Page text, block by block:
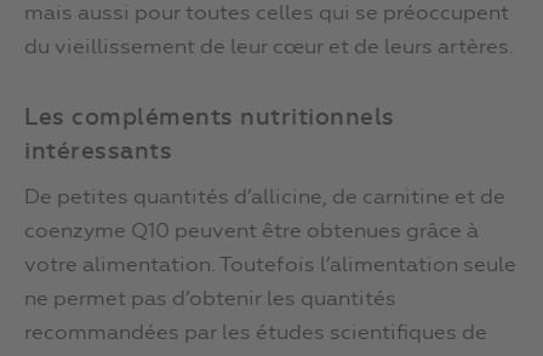
mais aussi pour toutes celles qui se préoccupent
du vieillissement de leur cœur et de leurs artères.
Les compléments nutritionnels
intéressants
De petites quantités d’allicine, de carnitine et de
coenzyme Q10 peuvent être obtenues grâce à
votre alimentation. Toutefois l’alimentation seule
ne permet pas d’obtenir les quantités
recommandées par les études scientifiques de